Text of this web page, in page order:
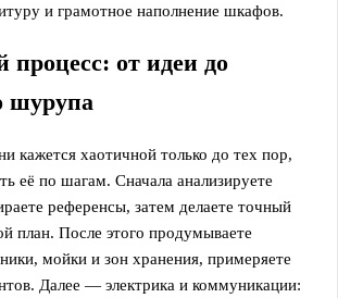
и грамотное наполнение шкафов.
процесс: от идеи до
шурупа
кажется хаотичной только до тех пор,
её по шагам. Сначала анализируете
референсы, затем делаете точный
план. После этого продумываете
мойки и зон хранения, примеряете
Далее — электрика и коммуникации: